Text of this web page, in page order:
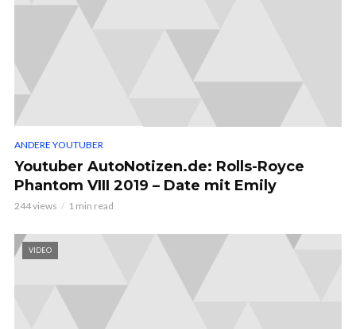
ANDERE YOUTUBER
Youtuber AutoNotizen.de: Rolls-Royce
Phantom VIII 2019 – Date mit Emily
244 views 1 min read
VIDEO